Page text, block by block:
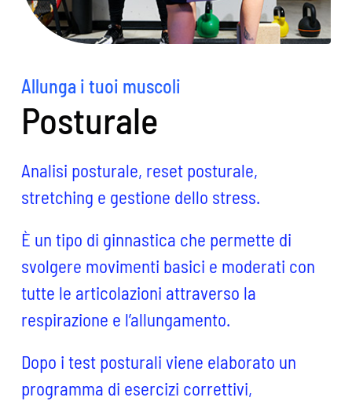
Allunga i tuoi muscoli
Posturale
Analisi posturale, reset posturale,
stretching e gestione dello stress.
È un tipo di ginnastica che permette di
svolgere movimenti basici e moderati con
tutte le articolazioni attraverso la
respirazione e l’allungamento.
Dopo i test posturali viene elaborato un
programma di esercizi correttivi,